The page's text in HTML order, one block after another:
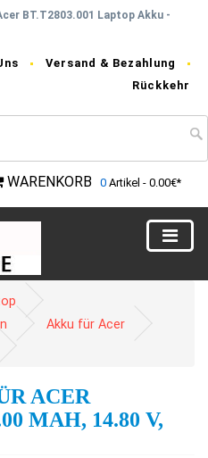
BT.T2803.001 Laptop Akku -
Versand & Bezahlung
Rückkehr
WARENKORB 0 Artikel - 0.00€*
Akku für Acer
ACER
MAH, 14.80 V,